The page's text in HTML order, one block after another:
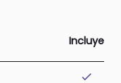
Incluye
done